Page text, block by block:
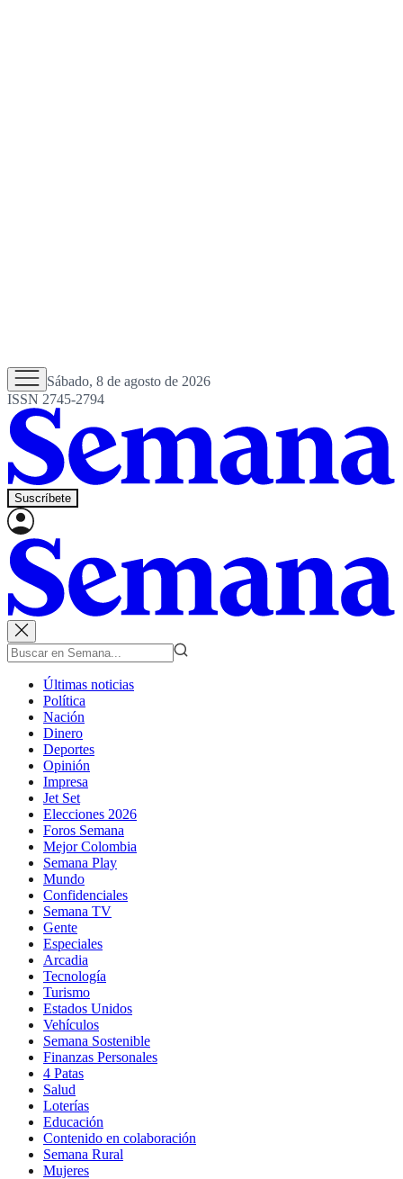
Sábado, 8 de agosto de 2026
ISSN 2745-2794
Suscríbete
Últimas noticias
Política
Nación
Dinero
Deportes
Opinión
Impresa
Jet Set
Elecciones 2026
Foros Semana
Mejor Colombia
Semana Play
Mundo
Confidenciales
Semana TV
Gente
Especiales
Arcadia
Tecnología
Turismo
Estados Unidos
Vehículos
Semana Sostenible
Finanzas Personales
4 Patas
Salud
Loterías
Educación
Contenido en colaboración
Semana Rural
Mujeres